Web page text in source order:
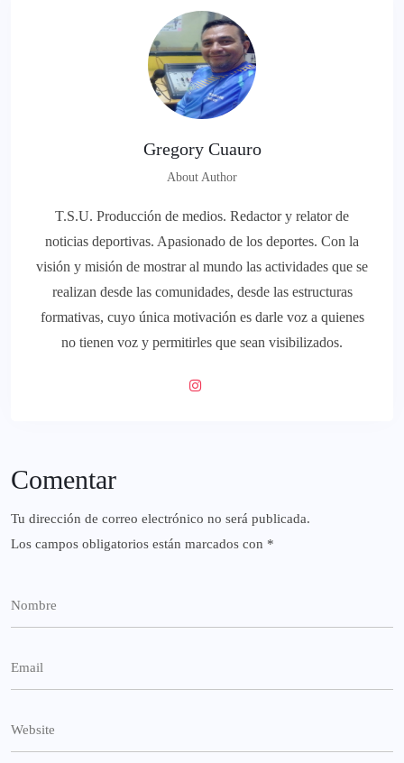
Gregory Cuauro
About Author
T.S.U. Producción de medios. Redactor y relator de
noticias deportivas. Apasionado de los deportes. Con la
visión y misión de mostrar al mundo las actividades que se
realizan desde las comunidades, desde las estructuras
formativas, cuyo única motivación es darle voz a quienes
no tienen voz y permitirles que sean visibilizados.
Comentar
Tu dirección de correo electrónico no será publicada.
Los campos obligatorios están marcados con *